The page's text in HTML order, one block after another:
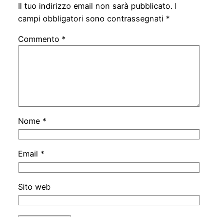
Il tuo indirizzo email non sarà pubblicato. I
campi obbligatori sono contrassegnati *
Commento *
Nome *
Email *
Sito web